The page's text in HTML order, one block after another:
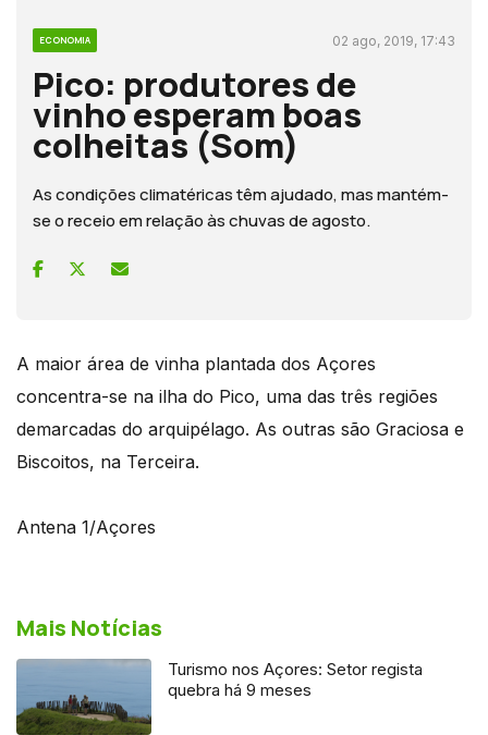
ECONOMIA 02 ago, 2019, 17:43
Pico: produtores de
vinho esperam boas
colheitas (Som)
As condições climatéricas têm ajudado, mas mantém-
se o receio em relação às chuvas de agosto.
A maior área de vinha plantada dos Açores
concentra-se na ilha do Pico, uma das três regiões
demarcadas do arquipélago. As outras são Graciosa e
Biscoitos, na Terceira.
Antena 1/Açores
Mais Notícias
Turismo nos Açores: Setor regista
quebra há 9 meses